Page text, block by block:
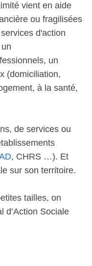
vient en aide
ou fragilisées
d'action
un
(domiciliation,
à la santé,
de services ou
, CHRS …). Et
sur son territoire.
tailles, on
d’Action Sociale